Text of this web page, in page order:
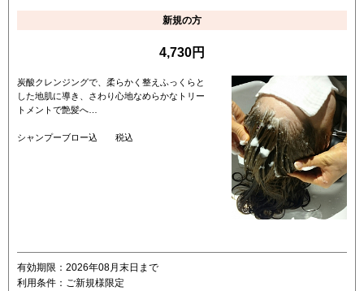
新規の方
4,730円
炭酸クレンジングで、柔らかく整えふっくらと
した地肌に導き、さわり心地なめらかなトリー
トメントで艶髪へ…
シャンプーブロー込 税込
有効期限：2026年08月末日まで
利用条件：ご新規様限定